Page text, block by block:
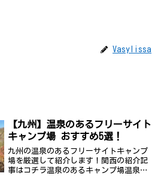
Vasylissa
【九州】温泉のあるフリーサイト
キャンプ場 おすすめ5選！
九州の温泉のあるフリーサイトキャンプ
場を厳選して紹介します！関西の紹介記
事はコチラ温泉のあるキャンプ場温泉を